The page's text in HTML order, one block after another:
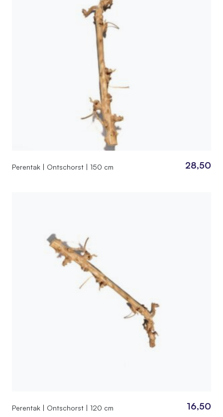
Perentak | Ontschorst | 150 cm 28,50
Perentak | Ontschorst | 120 cm 16,50